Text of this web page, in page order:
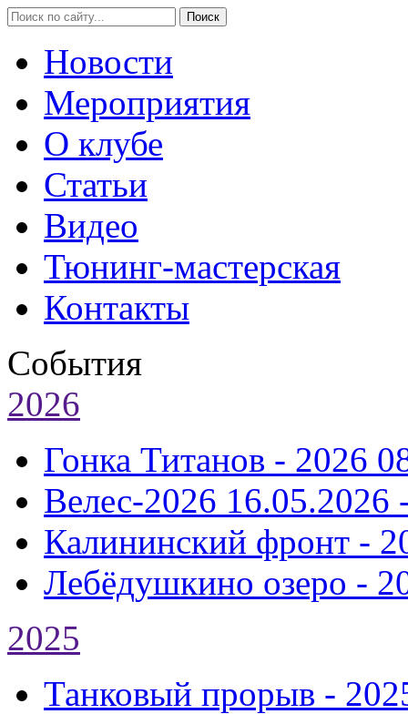
Новости
Мероприятия
О клубе
Статьи
Видео
Тюнинг-мастерская
Контакты
События
2026
Гонка Титанов - 2026
Велес-2026 16.05.2026
Калининский фронт -
Лебёдушкино озеро -
2025
Танковый прорыв -